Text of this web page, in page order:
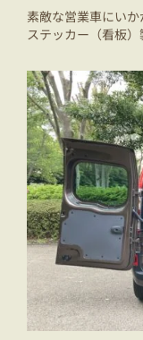
素敵な営業車にい
ステッカー（看板